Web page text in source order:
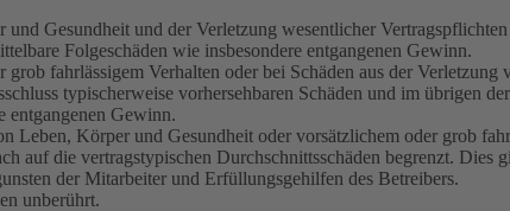
Gesundheit und der Verletzung wesentlicher
Folgeschäden wie insbesondere entgangenen Gewinn.
fahrlässigem Verhalten oder bei Schäden aus der
typischerweise vorhersehbaren Schäden und im übrigen
entgangenen Gewinn.
Körper und Gesundheit oder vorsätzlichem oder grob
auf die vertragstypischen Durchschnittsschäden begrenzt. Dies
der Mitarbeiter und Erfüllungsgehilfen des Betreibers.
unberührt.